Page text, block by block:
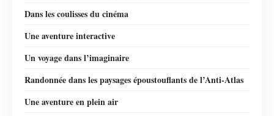
Dans les coulisses du cinéma
Une aventure interactive
Un voyage dans l’imaginaire
Randonnée dans les paysages époustouflants de l’Anti-Atlas
Une aventure en plein air